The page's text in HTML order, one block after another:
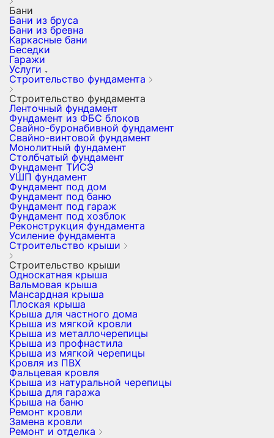
Бани
Бани из бруса
Бани из бревна
Каркасные бани
Беседки
Гаражи
Услуги
Строительство фундамента
Строительство фундамента
Ленточный фундамент
Фундамент из ФБС блоков
Свайно-буронабивной фундамент
Свайно-винтовой фундамент
Монолитный фундамент
Столбчатый фундамент
Фундамент ТИСЭ
УШП фундамент
Фундамент под дом
Фундамент под баню
Фундамент под гараж
Фундамент под хозблок
Реконструкция фундамента
Усиление фундамента
Строительство крыши
Строительство крыши
Односкатная крыша
Вальмовая крыша
Мансардная крыша
Плоская крыша
Крыша для частного дома
Крыша из мягкой кровли
Крыша из металлочерепицы
Крыша из профнастила
Крыша из мягкой черепицы
Кровля из ПВХ
Фальцевая кровля
Крыша из натуральной черепицы
Крыша для гаража
Крыша на баню
Ремонт кровли
Замена кровли
Ремонт и отделка